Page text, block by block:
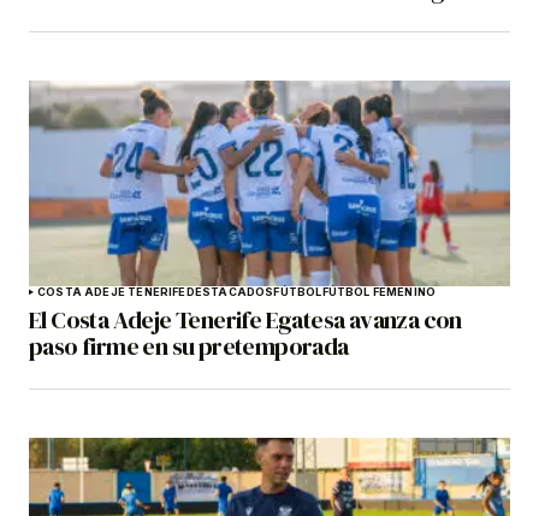
COSTA ADEJE TENERIFEDESTACADOSFÚTBOLFÚTBOL FEMENINO
El Costa Adeje Tenerife Egatesa avanza con
paso firme en su pretemporada